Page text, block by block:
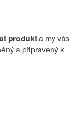
produkta my vás
a připravený k